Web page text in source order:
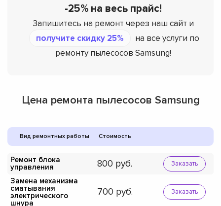
-25% на весь прайс!
Запишитесь на ремонт через наш сайт и
получите скидку 25%
на все услуги по
ремонту пылесосов Samsung!
Цена ремонта пылесосов Samsung
Вид ремонтных работы Стоимость
Ремонт блока
управления
800 Заказать
Замена механизма
сматывания
электрического
шнура
700 Заказать